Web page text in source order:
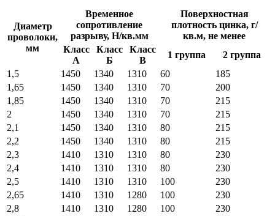
Диаметр
проволоки,
мм
Временное
сопротивление
разрыву, Н/кв.мм
Поверхностная
плотность цинка, г/
кв.м, не менее
Класс
А
Класс
Б
Класс
В
1 группа
2 группа
1,5
1450 1340 1310 60
185
1,65
1450 1340 1310 70
200
1,85
1450 1340 1310 70
215
2
1450 1340 1310 70
215
2,1
1450 1340 1310 80
215
2,2
1450 1340 1310 80
215
2,3
1410 1310 1310 80
230
2,4
1410 1310 1310 80
230
2,5
1410 1310 1310 100
230
2,65
1410 1310 1280 100
230
2,8
1410 1310 1280 100
230